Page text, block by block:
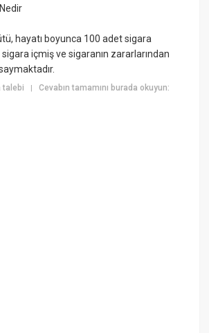
hayatı boyunca 100 adet sigara
sigara içmiş ve sigaranın zararlarından
talebi |Cevabın tamamını burada okuyun: